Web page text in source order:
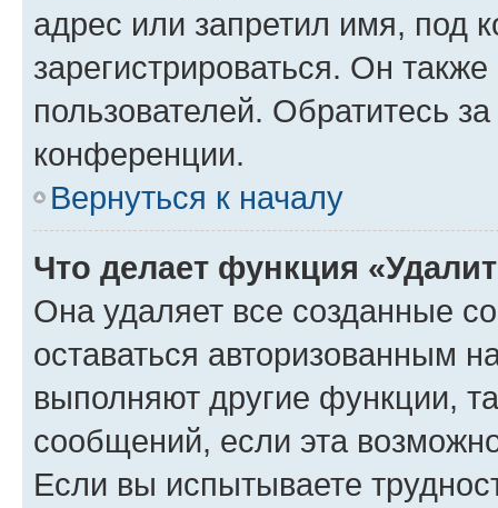
адрес или запретил имя, под
зарегистрироваться. Он
пользователей. Обратитесь
конференции.
Вернуться к началу
Что делает функция
Она удаляет все созданные
оставаться авторизованным
выполняют другие функции,
сообщений, если эта
Если вы испытываете